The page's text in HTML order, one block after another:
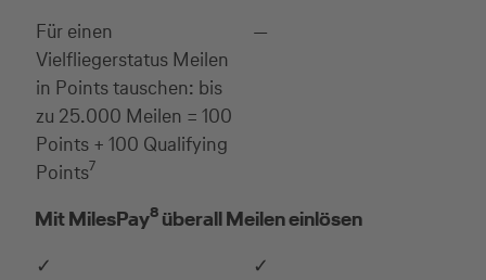
Für einen
Vielfliegerstatus Meilen
in Points tauschen: bis
zu 25.000 Meilen = 100
Points + 100 Qualifying
Points7
—
Mit MilesPay8 überall Meilen einlösen
✓
✓